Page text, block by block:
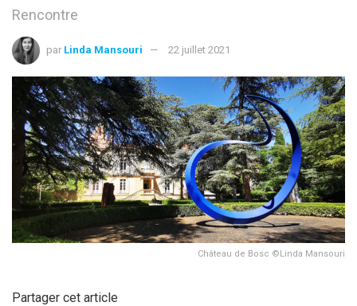
Rencontre
par Linda Mansouri 22 juillet 2021
Château de Bosc ©Linda Mansouri
Partager cet article